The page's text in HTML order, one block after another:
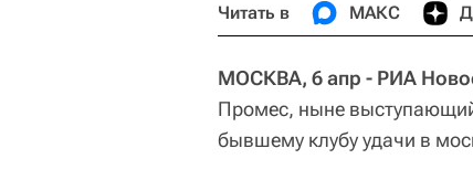
Читать в МАКС
МОСКВА, 6 апр - РИА
Промес, ныне
бывшему клубу удачи в